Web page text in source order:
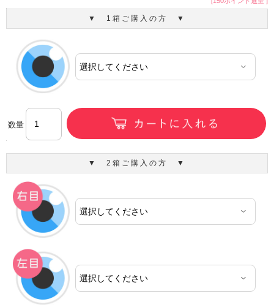
▼ 1箱ご購入の方 ▼
数量
▼ 2箱ご購入の方 ▼